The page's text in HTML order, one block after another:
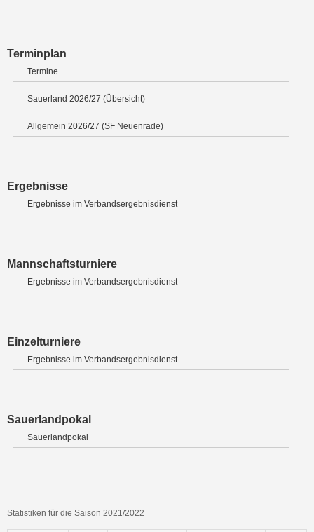
Terminplan
Termine
Sauerland 2026/27 (Übersicht)
Allgemein 2026/27 (SF Neuenrade)
Ergebnisse
Ergebnisse im Verbandsergebnisdienst
Mannschaftsturniere
Ergebnisse im Verbandsergebnisdienst
Einzelturniere
Ergebnisse im Verbandsergebnisdienst
Sauerlandpokal
Sauerlandpokal
Statistiken für die Saison 2021/2022